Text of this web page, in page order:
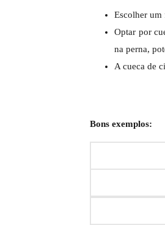
Escolher um
Optar por
na perna,
A cueca de
Bons exemplos: